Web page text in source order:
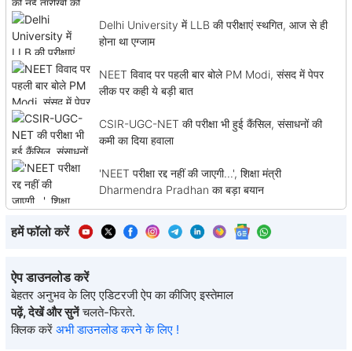
Delhi University में LLB की परीक्षाएं स्थगित, आज से ही
होना था एग्जाम
NEET विवाद पर पहली बार बोले PM Modi, संसद में पेपर
लीक पर कही ये बड़ी बात
CSIR-UGC-NET की परीक्षा भी हुई कैंसिल, संसाधनों की
कमी का दिया हवाला
'NEET परीक्षा रद्द नहीं की जाएगी...', शिक्षा मंत्री
Dharmendra Pradhan का बड़ा बयान
हमें फॉलो करें
ऐप डाउनलोड करें
बेहतर अनुभव के लिए एडिटरजी ऐप का कीजिए इस्तेमाल
पढ़ें, देखें और सुनें चलते-फिरते.
क्लिक करें अभी डाउनलोड करने के लिए !